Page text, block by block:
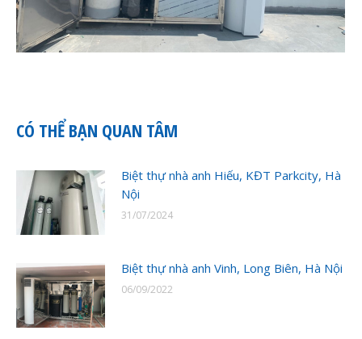
CÓ THỂ BẠN QUAN TÂM
Biệt thự nhà anh Hiếu, KĐT Parkcity, Hà
Nội
31/07/2024
Biệt thự nhà anh Vinh, Long Biên, Hà Nội
06/09/2022